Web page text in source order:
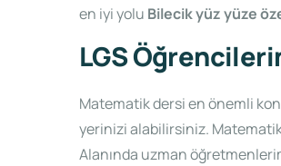
en iyi yolu Bilecikyüz yüze
LGS
Matematik dersi en önemli
yerinizi alabilirsiniz.
Alanında uzman